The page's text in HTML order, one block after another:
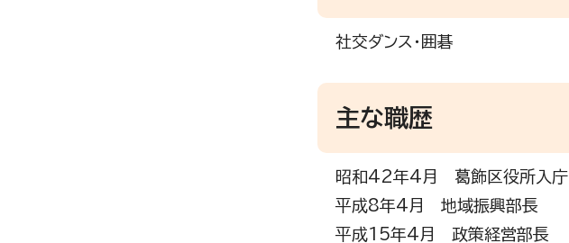
社交ダンス・囲碁
主な職歴
昭和42年4月 葛飾区役所入庁
平成8年4月 地域振興部長
平成15年4月 政策経営部長